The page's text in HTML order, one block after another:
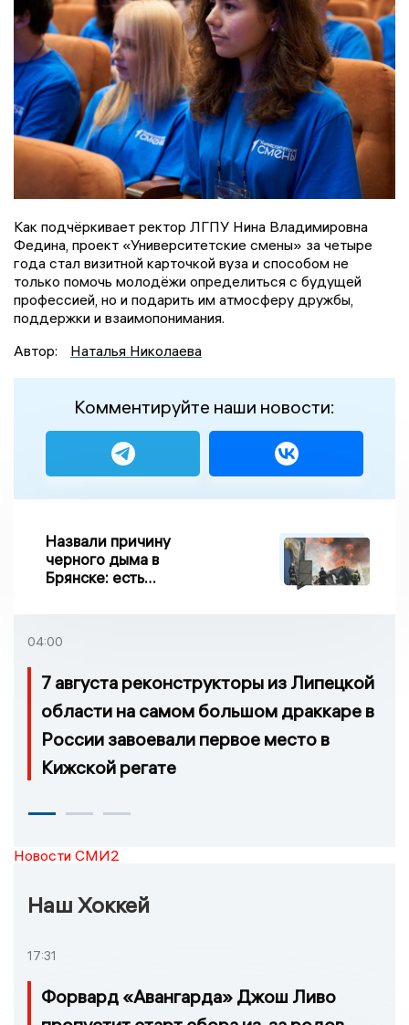
Как подчёркивает ректор ЛГПУ Нина Владимировна
Федина, проект «Университетские смены» за четыре
года стал визитной карточкой вуза и способом не
только помочь молодёжи определиться с будущей
профессией, но и подарить им атмосферу дружбы,
поддержки и взаимопонимания.
Автор:
Наталья Николаева
Комментируйте наши новости:
Назвали причину
черного дыма в
Брянске: есть
04:00
7 августа реконструкторы из Липецкой
области на самом большом драккаре в
России завоевали первое место в
Кижской регате
Новости СМИ2
Наш Хоккей
17:31
Форвард «Авангарда» Джош Ливо